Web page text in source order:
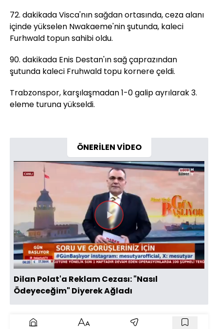
72. dakikada Visca'nın sağdan ortasında, ceza alanı
içinde yükselen Nwakaeme'nin şutunda, kaleci
Furhwald topun sahibi oldu.
90. dakikada Enis Destan'ın sağ çaprazından
şutunda kaleci Fruhwald topu kornere çeldi.
Trabzonspor, karşılaşmadan 1-0 galip ayrılarak 3.
eleme turuna yükseldi.
ÖNERİLEN VİDEO
Videoyu
Oynat
Dilan Polat'a Reklam Cezası: "Nasıl
Ödeyeceğim" Diyerek Ağladı